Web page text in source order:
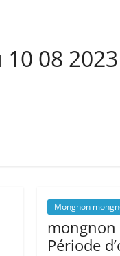
08
Mongnon
mongnon
Période